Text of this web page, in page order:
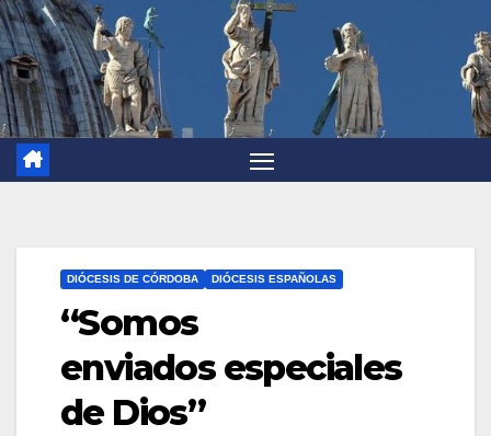
DIÓCESIS DE CÓRDOBA DIÓCESIS ESPAÑOLAS
“Somos
enviados especiales
de Dios”